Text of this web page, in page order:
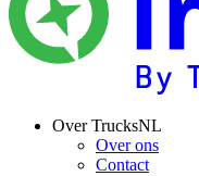
Over TrucksNL
Over ons
Contact